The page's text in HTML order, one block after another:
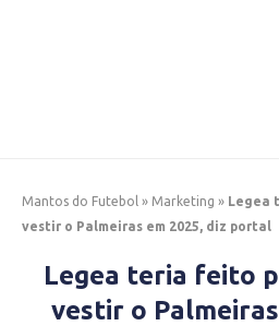
Mantos do Futebol » Marketing » Legea
vestir o Palmeiras em 2025, diz portal
Legea teria feito
vestir o